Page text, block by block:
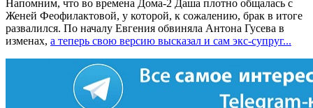
Напомним, что во времена Дома-2 Даша плотно общалась с
Женей Феофилактовой, у которой, к сожалению, брак в итоге
развалился. По началу Евгения обвиняла Антона Гусева в
изменах, а теперь свою версию высказал и сам экс-супруг...